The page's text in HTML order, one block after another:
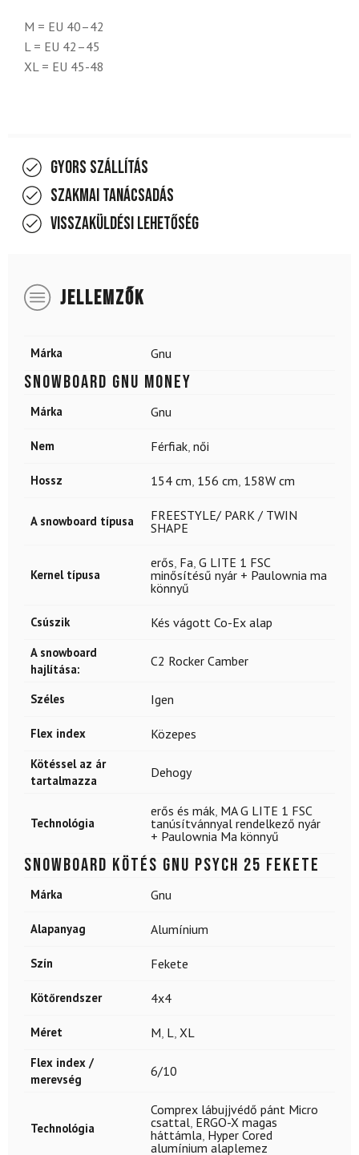
M = EU 40–42
L = EU 42–45
XL = EU 45-48
Gyors szállítás
Szakmai tanácsadás
Visszaküldési lehetőség
JELLEMZŐK
Márka Gnu
Snowboard GNU MONEY
Márka Gnu
Nem Férfiak, női
Hossz 154 cm, 156 cm, 158W cm
A snowboard típusa
FREESTYLE/ PARK / TWIN
SHAPE
Kernel típusa
erős, Fa, G LITE 1 FSC
minősítésű nyár + Paulownia ma
könnyű
Csúszik Kés vágott Co-Ex alap
A snowboard
hajlítása:
C2 Rocker Camber
Széles Igen
Flex index Közepes
Kötéssel az ár
tartalmazza
Dehogy
Technológia
erős és mák, MA G LITE 1 FSC
tanúsítvánnyal rendelkező nyár
+ Paulownia Ma könnyű
Snowboard kötés GNU Psych 25 Fekete
Márka Gnu
Alapanyag Alumínium
Szín Fekete
Kötőrendszer 4x4
Méret M, L, XL
Flex index /
merevség
6/10
Technológia
Comprex lábujjvédő pánt Micro
csattal, ERGO-X magas
háttámla, Hyper Cored
alumínium alaplemez